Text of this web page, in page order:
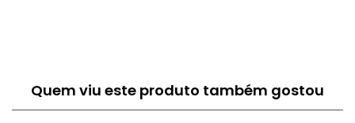
Quem viu este produto também gostou